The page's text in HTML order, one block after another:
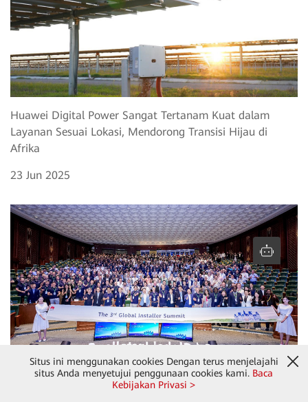
Huawei Digital Power Sangat Tertanam Kuat dalam
Layanan Sesuai Lokasi, Mendorong Transisi Hijau di
Afrika
23 Jun 2025
Huawei FusionSolar Menyelenggarakan Pertemuan
Situs ini menggunakan cookies Dengan terus menjelajahi
situs Anda menyetujui penggunaan cookies kami. Baca
Kebijakan Privasi >